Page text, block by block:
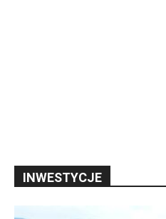
INWESTYCJE